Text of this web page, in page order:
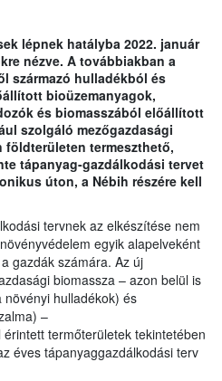
lépnek hatályba 2022. január
nézve. A továbbiakban a
származó hulladékból és
bioüzemanyagok,
és biomasszából előállított
szolgáló mezőgazdasági
földterületen termeszthető,
tápanyag-gazdálkodási tervet
úton, a Nébih részére kell
tervnek az elkészítése nem
egyik alapelveként
gazdák számára. Az új
biomassza – azon belül is
hulladékok) és
–
termőterületek tekintetében
éves tápanyaggazdálkodási terv